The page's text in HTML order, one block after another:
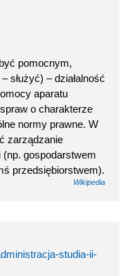
pomocnym,
służyć) – działalność
aparatu
o charakterze
normy prawne. W
zarządzanie
(np. gospodarstwem
przedsiębiorstwem).
Wikipedia
studia-ii-